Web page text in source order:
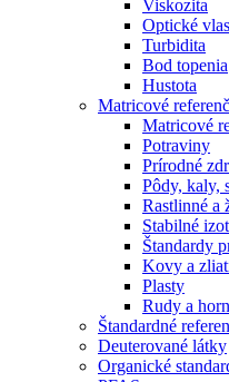
Viskozita
Optické
Turbidita
Bod topenia
Hustota
Matricové
Matricové
Potraviny
Prírodné
Pôdy, kaly,
Rastlinné a
Stabilné
Štandardy
Kovy a
Plasty
Rudy a
Štandardné
Deuterované látky
Organické